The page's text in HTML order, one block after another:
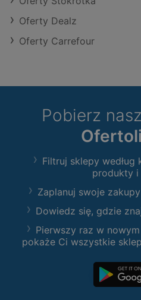
Oferty Dealz
Oferty Carrefour
Pobierz
Filtruj sklepy
produkty i
Zaplanuj swoje
Dowiedz się, gdzie
Pierwszy raz w
pokaże Ci wszystkie